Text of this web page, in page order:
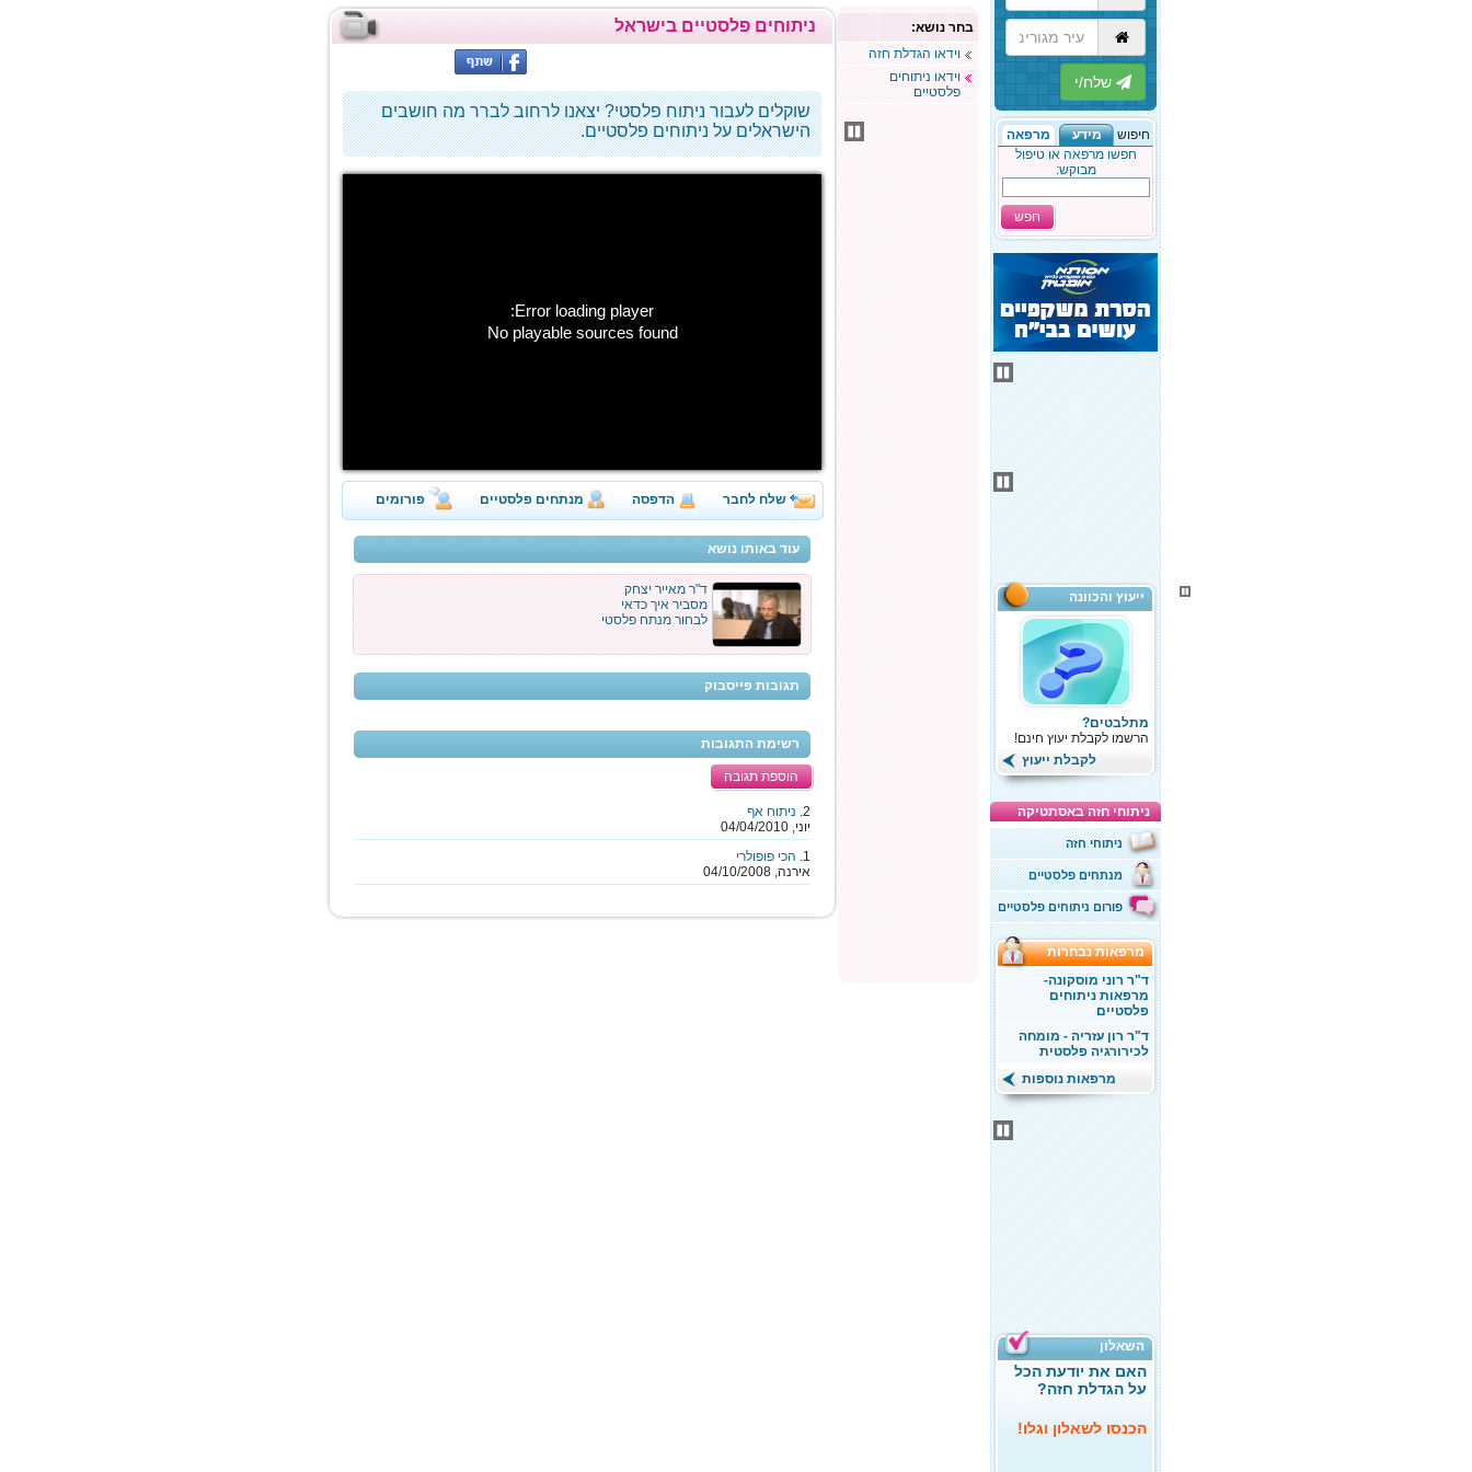
הבא
חיפוש מידע
מרפאה
חפשו מרפאה או טיפול
מבוקש:
חפש
ייעוץ והכוונה
מתלבטים?
הרשמו לקבלת יעוץ חינם!
לקבלת ייעוץ
ניתוחי חזה באסתטיקה
ניתוחי חזה
מנתחים פלסטיים
פורום ניתוחים פלסטיים
מרפאות נבחרות
ד"ר רוני מוסקונה-
מרפאות ניתוחים
פלסטיים
ד"ר רון עזריה - מומחה
לכירורגיה פלסטית
מרפאות נוספות
השאלון
האם את יודעת הכל
על הגדלת חזה?
הכנסו לשאלון וגלו!
בחר נושא:
וידאו הגדלת חזה
וידאו ניתוחים
פלסטיים
ניתוחים פלסטיים בישראל
שוקלים לעבור ניתוח פלסטי? יצאנו לרחוב לברר מה חושבים
הישראלים על ניתוחים פלסטיים.
Error loading player:
No playable sources found
פורומים מנתחים פלסטיים הדפסה שלח לחבר
עוד באותו נושא
ד"ר מאייר יצחק
מסביר איך כדאי
לבחור מנתח פלסטי
תגובות פייסבוק
רשימת התגובות
הוספת תגובה
2. ניתוח אף
יוני, 04/04/2010
1. הכי פופולרי
אירנה, 04/10/2008